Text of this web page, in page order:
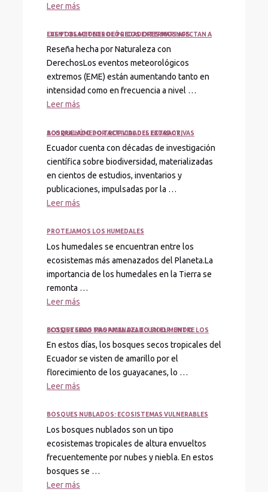
Leer más
EVENTOS METEOROLÓGICOS EXTERMOS AFECTAN A LAS POBLACIONES DE PREDADORES MARINOS
Reseña hecha por Naturaleza con
DerechosLos eventos meteorológicos
extremos (EME) están aumentando tanto en
intensidad como en frecuencia a nivel …
Leer más
BOSQUE HÚMEDO TROPICAL DEL ECUADOR, ACORRALADO POR ACTIVIDADES EXTRACTIVAS
Ecuador cuenta con décadas de investigación
científica sobre biodiversidad, materializadas
en cientos de estudios, inventarios y
publicaciones, impulsadas por la …
Leer más
PROTEJAMOS LOS HUMEDALES
Los humedales se encuentran entre los
ecosistemas más amenazados del Planeta.La
importancia de los humedales en la Tierra se
remonta …
Leer más
BOSQUE SECO TROPICAL DEL ECUADOR: ENTRE LOS ECOSISTEMAS MAS AMENAZADO EN EL MUNDO
En estos días, los bosques secos tropicales del
Ecuador se visten de amarillo por el
florecimiento de los guayacanes, lo …
Leer más
BOSQUES NUBLADOS: ECOSISTEMAS VULNERABLES
Los bosques nublados son un tipo
ecosistemas tropicales de altura envueltos
frecuentemente por nubes y niebla. En estos
bosques se …
Leer más